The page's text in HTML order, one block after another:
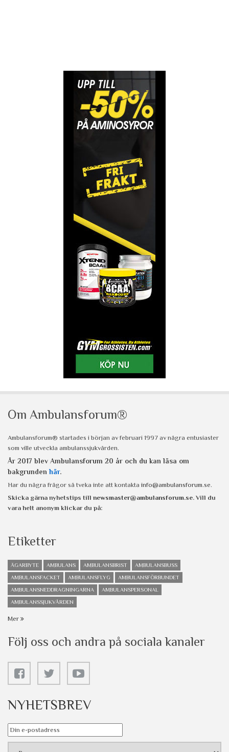
Om Ambulansforum®
Ambulansforum® startades i början av februari 1997 av några entusiaster
som ville utveckla ambulanssjukvården.
År 2017 blev Ambulansforum 20 år och du kan läsa om
bakgrunden här.
Har du några frågor så tveka inte att kontakta info@ambulansforum.se.
Skicka gärna nyhetstips till newsmaster@ambulansforum.se. Vill du
vara helt anonym klickar du på:
Etiketter
ÄGARBYTE AMBULANS AMBULANSBRIST
AMBULANSBUSS
AMBULANSFACKET
AMBULANSFLYG
AMBULANSFÖRBUNDET
AMBULANSNEDDRAGNINGARNA
AMBULANSPERSONAL
AMBULANSSJUKVÅRDEN
Mer
Följ oss och andra på sociala kanaler
NYHETSBREV